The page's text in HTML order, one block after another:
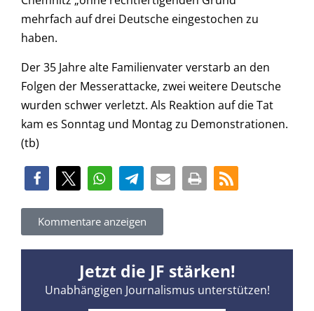
mehrfach auf drei Deutsche eingestochen zu
haben.
Der 35 Jahre alte Familienvater verstarb an den
Folgen der Messerattacke, zwei weitere Deutsche
wurden schwer verletzt. Als Reaktion auf die Tat
kam es Sonntag und Montag zu Demonstrationen.
(tb)
Kommentare anzeigen
Jetzt die JF stärken!
Unabhängigen Journalismus unterstützen!